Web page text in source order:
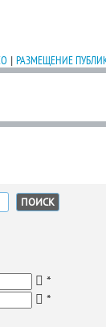
| РАЗМЕЩЕНИЕ
*
*